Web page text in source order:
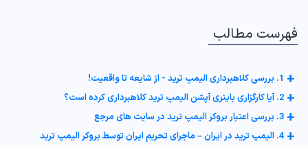
فهرست مطالب
1. بررسی کلاهبرداری الیمپ ترید - از شایعه تا واقعیت! +
2. آیا کارگزاری باینری آپشن الیمپ ترید کلاهبرداری کرده است؟ +
3. بررسی اعتبار بروکر الیمپ ترید در سایت های مرجع +
4. الیمپ ترید در ایران – ماجرای تحریم ایران توسط بروکر الیمپ ترید +